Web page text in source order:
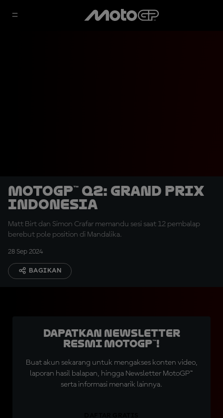
MotoGP™ Q2: Grand Prix
Indonesia
Matt Birt dan Simon Crafar memandu sesi saat 12 pembalap
berebut pole position di Mandalika.
28 Sep 2024
BAGIKAN
Dapatkan Newsletter
Resmi MotoGP™!
Buat akun sekarang untuk mengakses konten video,
laporan hasil balapan, hingga Newsletter MotoGP™
serta informasi menarik lainnya.